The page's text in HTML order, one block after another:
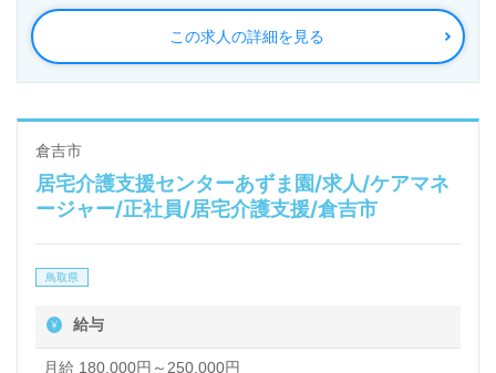
この求人の詳細を見る
倉吉市
居宅介護支援センターあずま園/求人/ケアマネ
ージャー/正社員/居宅介護支援/倉吉市
鳥取県
給与
月給 180,000円～250,000円